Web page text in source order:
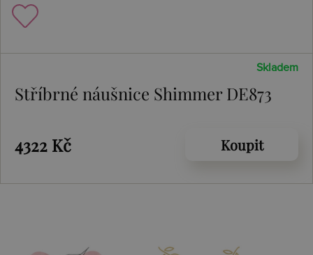
Skladem
Stříbrné náušnice Shimmer DE873
4322 Kč Koupit